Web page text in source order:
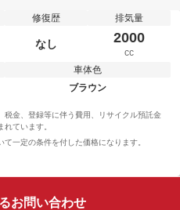
修復歴
なし
排気量
2000
cc
車体色
ブラウン
金、登録等に伴う費用、リサイクル預託金
ています。
一定の条件を付した価格になります。
お問い合わせ